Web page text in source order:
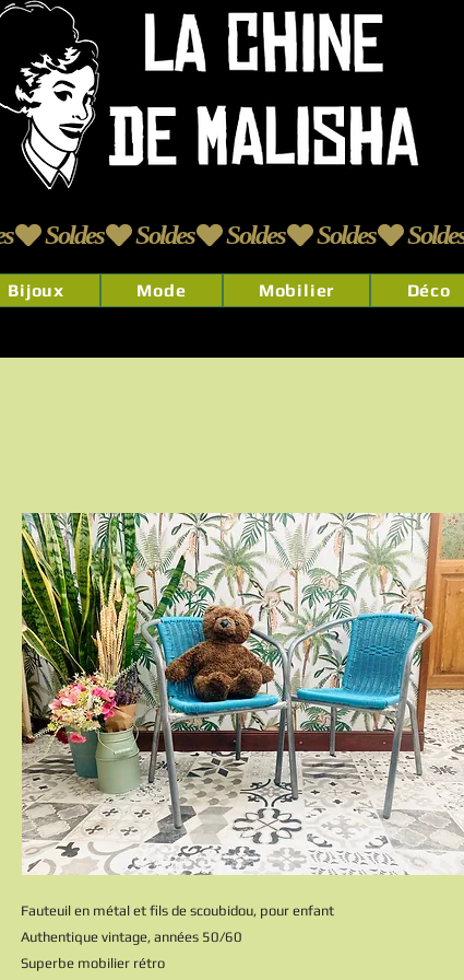
Bijoux Mode Mobilier Déco
Fauteuil en métal et fils de scoubidou, pour enfant
Authentique vintage, années 50/60
Superbe mobilier rétro